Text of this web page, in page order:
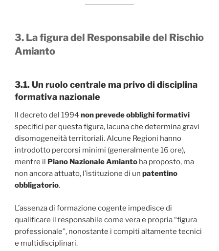
3. La figura del Responsabile del Rischio
Amianto
3.1. Un ruolo centrale ma privo di disciplina
formativa nazionale
Il decreto del 1994 non prevede obblighi formativi
specifici per questa figura, lacuna che determina gravi
disomogeneità territoriali. Alcune Regioni hanno
introdotto percorsi minimi (generalmente 16 ore),
mentre il
Piano Nazionale Amianto ha proposto, ma
non ancora attuato, l’istituzione di un patentino
obbligatorio.
L’assenza di formazione cogente impedisce di
qualificare il responsabile come vera e propria “figura
professionale”, nonostante i compiti altamente tecnici
e multidisciplinari.